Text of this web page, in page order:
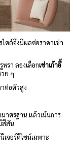
ไตล์จึงมีผลต่อราคาเช่า
หรา ลองเลือกเช่าเก้าอี้
ย ๆ
ต่อตัวสูง
าตรฐาน แล้วเน้นการ
สีสัน
เจอร์ดีไซน์เฉพาะ